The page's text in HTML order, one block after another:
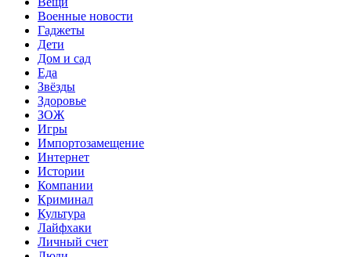
Военные новости
Гаджеты
Дети
Дом и сад
Еда
Звёзды
Здоровье
ЗОЖ
Игры
Импортозамещение
Интернет
Истории
Компании
Криминал
Культура
Лайфхаки
Личный счет